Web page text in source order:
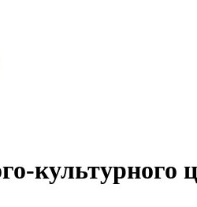
культурного